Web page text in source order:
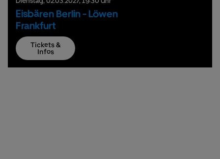
Eisbären Berlin - Löwen
Frankfurt
Tickets &
Infos